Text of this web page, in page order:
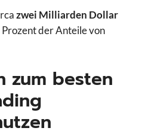
zwei Milliarden Dollar
der Anteile von
zum besten